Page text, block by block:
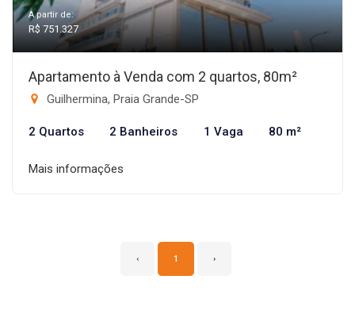
A partir de:
R$ 751.327
Apartamento à Venda com 2 quartos, 80m²
Guilhermina, Praia Grande-SP
2 Quartos 2 Banheiros 1 Vaga 80 m²
Mais informações
‹ 1 ›